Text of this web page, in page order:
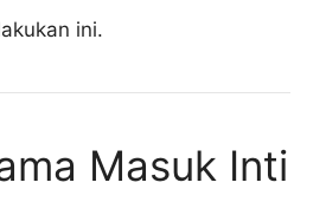
ini.
Masuk Inti